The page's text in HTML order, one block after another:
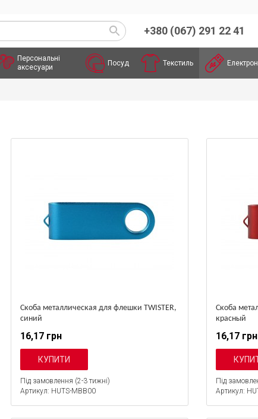
+380 (067) 291 22 41
Персональні
аксесуари
Посуд Текстиль
Скоба металлическая для флешки TWISTER,
синий
16,17 грн
Під замовлення (2-3 тижні)
Артикул: HUTS-MBB00
Скоба
красный
16,17 грн
Під
Артикул: